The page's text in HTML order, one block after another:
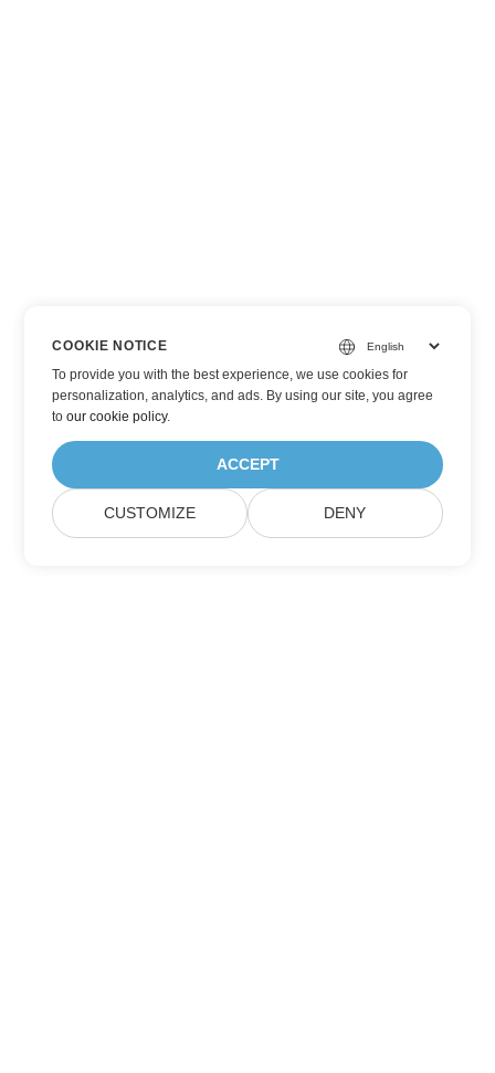
COOKIE NOTICE
To provide you with the best experience, we use cookies for
personalization, analytics, and ads. By using our site, you agree
toour cookie policy.
ACCEPT
CUSTOMIZE DENY